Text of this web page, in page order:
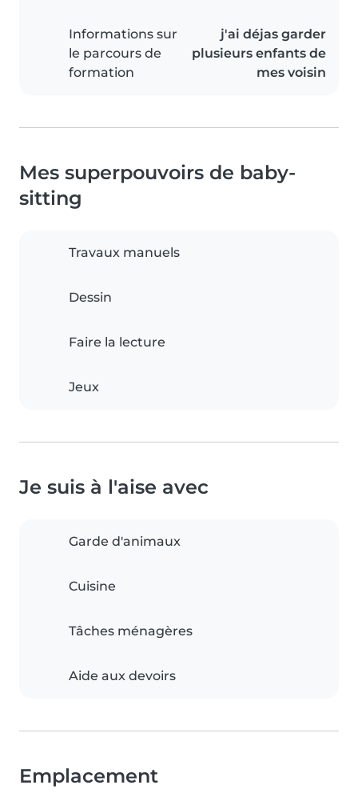
Informations sur
le parcours de
formation
j'ai déjas garder
plusieurs enfants de
mes voisin
Mes superpouvoirs de baby-
sitting
Travaux manuels
Dessin
Faire la lecture
Jeux
Je suis à l'aise avec
Garde d'animaux
Cuisine
Tâches ménagères
Aide aux devoirs
Emplacement